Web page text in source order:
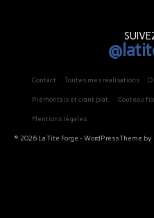
Contact Toutes mes réalisations
Piémontais et crant plat. Couteau
Mentions légales
© 2026 La Tite Forge - WordPress Theme by